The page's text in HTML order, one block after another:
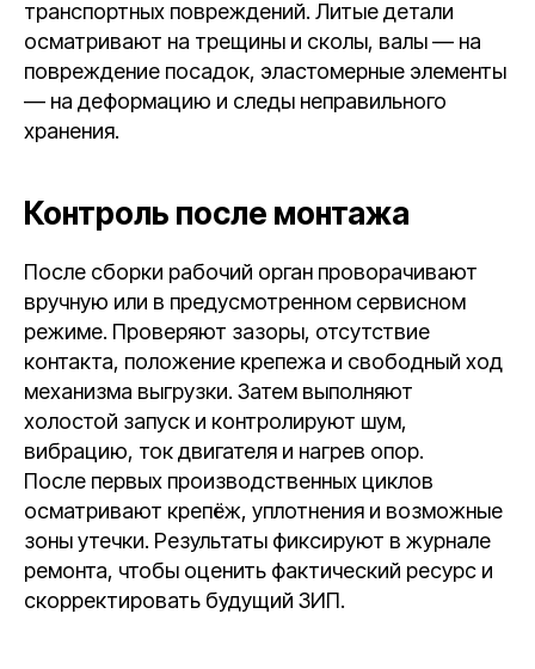
транспортных повреждений. Литые детали
осматривают на трещины и сколы, валы — на
повреждение посадок, эластомерные элементы
— на деформацию и следы неправильного
хранения.
Контроль после монтажа
После сборки рабочий орган проворачивают
вручную или в предусмотренном сервисном
режиме. Проверяют зазоры, отсутствие
контакта, положение крепежа и свободный ход
механизма выгрузки. Затем выполняют
холостой запуск и контролируют шум,
вибрацию, ток двигателя и нагрев опор.
После первых производственных циклов
осматривают крепёж, уплотнения и возможные
зоны утечки. Результаты фиксируют в журнале
ремонта, чтобы оценить фактический ресурс и
скорректировать будущий ЗИП.